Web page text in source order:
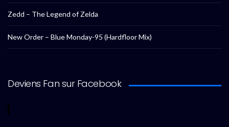
Zedd – The Legend of Zelda
New Order – Blue Monday-95 (Hardfloor Mix)
Deviens Fan sur Facebook